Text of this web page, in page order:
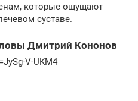
которые ощущают
суставе.
Дмитрий Кононов
V-UKM4